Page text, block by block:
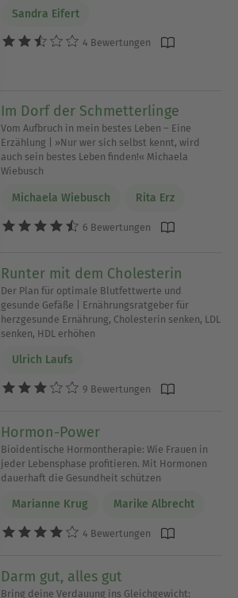
Sandra Eifert
4 Bewertungen
Im Dorf der Schmetterlinge
Vom Aufbruch in mein bestes Leben – Eine
Erzählung | »Nur wer sich selbst kennt, wird
auch sein bestes Leben finden!« Michaela
Wiebusch
Michaela Wiebusch Rita Erz
6 Bewertungen
Runter mit dem Cholesterin
Der Plan für optimale Blutfettwerte und
gesunde Gefäße | Ernährungsratgeber für
herzgesunde Ernährung, Cholesterin senken, LDL
senken, HDL erhöhen
Ulrich Laufs
9 Bewertungen
Hormon-Power
Bioidentische Hormontherapie: Wie Frauen in
jeder Lebensphase profitieren. Mit Hormonen
dauerhaft die Gesundheit schützen
Marianne Krug Marike Albrecht
4 Bewertungen
Darm gut, alles gut
Bring deine Verdauung ins Gleichgewicht: